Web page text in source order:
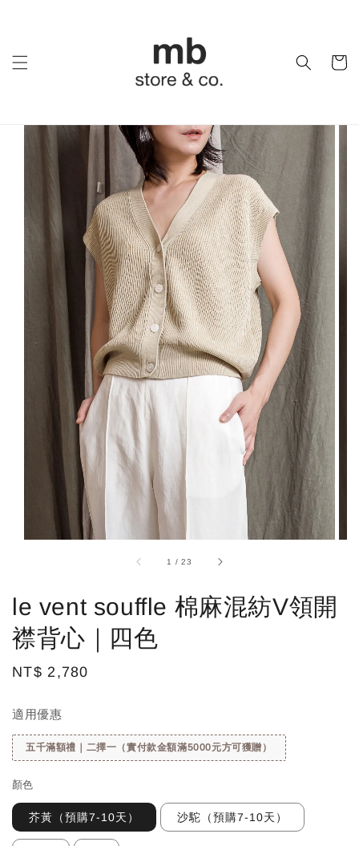
1 /23
le vent souffle 棉麻混紡V領開
襟背心｜四色
Regular
NT$ 2,780
適用優惠
五千滿額禮｜二擇一（實付款金額滿5000元方可獲贈）
顏色
芥黃（預購7-10天） 沙駝（預購7-10天）